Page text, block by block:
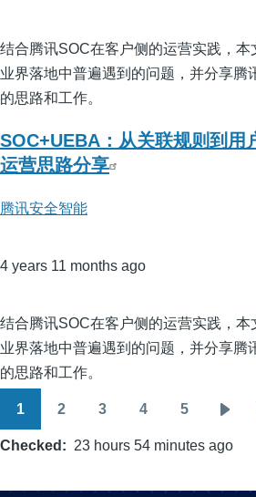
结合腾讯SOC在客户侧的运营实践，本
业界落地中普遍遇到的问题，并分享腾
的思路和工作。
SOC+UEBA：从关联规则到用
运营思路分享
腾讯安全智能
4 years 11 months ago
结合腾讯SOC在客户侧的运营实践，本
业界落地中普遍遇到的问题，并分享腾
的思路和工作。
1 2 3 4 5
page
Checked 23 hours 54 minutes ago